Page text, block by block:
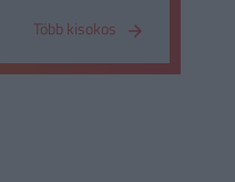
Több kisokos